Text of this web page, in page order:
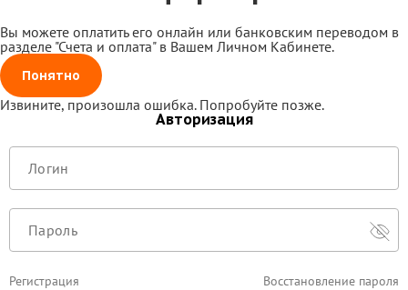
Вы можете оплатить его онлайн или банковским переводом в
разделе "Счета и оплата" в Вашем Личном Кабинете.
Понятно
Извините, произошла ошибка. Попробуйте позже.
Авторизация
Регистрация Восстановление пароля